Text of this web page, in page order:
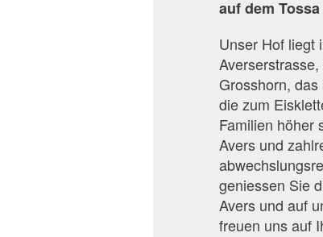
auf dem
Unser Hof liegt
Grosshorn,
die zum
Familien höher
Avers und
geniessen Sie
Avers und auf
freuen uns auf